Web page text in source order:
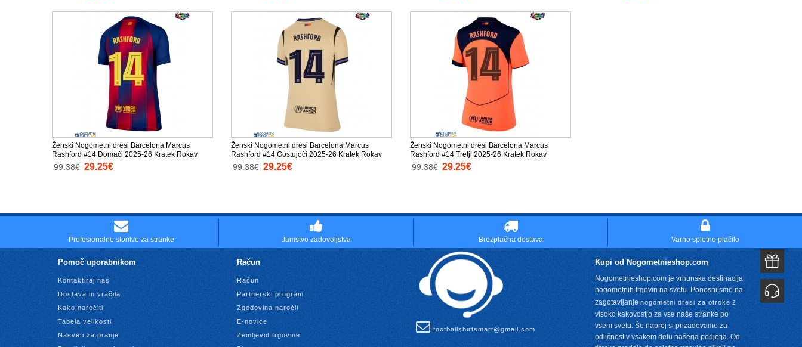
Ženski Nogometni dresi Barcelona Marcus
Rashford #14 Domači 2025-26 Kratek Rokav
99.38€ 29.25€
Ženski Nogometni dresi Barcelona Marcus
Rashford #14 Gostujoči 2025-26 Kratek Rokav
99.38€ 29.25€
Ženski Nogometni dresi Barcelona Marcus
Rashford #14 Tretji 2025-26 Kratek Rokav
99.38€ 29.25€
Profesionalne storitve za stranke Jamstvo zadovoljstva Brezplačna dostava Varno spletno plačilo
Pomoč uporabnikom
Kontaktiraj nas
Dostava in vračila
Kako naročiti
Tabela velikosti
Nasveti za pranje
Račun
Račun
Partnerski program
Zgodovina naročil
E-novice
Zemljevid trgovine
footballshirtsmart@gmail.com
Kupi od Nogometnieshop.com
Nogometnieshop.com je vrhunska destinacija
nogometnih trgovin na svetu. Ponosni smo na
zagotavljanje nogometni dresi za otroke z
visoko kakovostjo za vse naše stranke po
vsem svetu. Še naprej si prizadevamo za
odličnost v vsakem delu našega podjetja. Od